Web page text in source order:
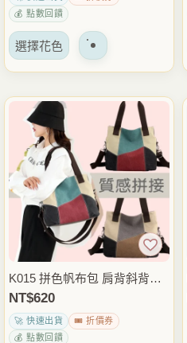
擇
💰 點數回饋
選擇花色 該
有
種
變
體。
可
在
產
頁
上
K015 拼色帆布包 肩背斜背兩
用包 休閒側背包 大容量帆布
托特包 日常外出穿搭包
NT$620
🚀 快速出貨
🎟️ 折價券
💰 點數回饋